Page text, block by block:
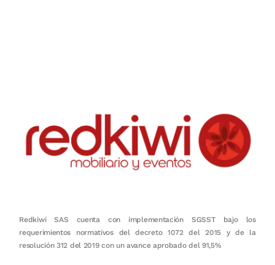
Redkiwi SAS cuenta con implementación SGSST bajo los
requerimientos normativos del decreto 1072 del 2015 y de la
resolución 312 del 2019 con un avance aprobado del 91,5%